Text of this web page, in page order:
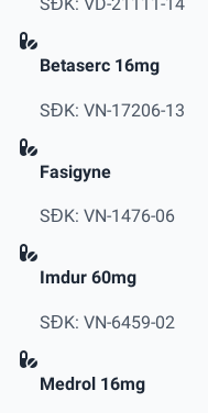
Betaserc 16mg
SĐK: VN-17206-13
Fasigyne
SĐK: VN-1476-06
Imdur 60mg
SĐK: VN-6459-02
Medrol 16mg